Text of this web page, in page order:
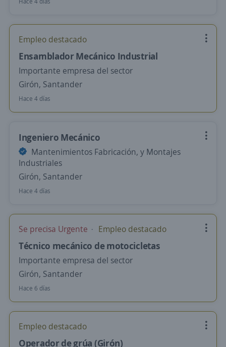
Empleo destacado
Ensamblador Mecánico Industrial
Importante empresa del sector
Girón, Santander
Hace 4 días
Ingeniero Mecánico
Mantenimientos Fabricación, y Montajes
Industriales
Girón, Santander
Hace 4 días
Se precisa Urgente Empleo destacado
Técnico mecánico de motocicletas
Importante empresa del sector
Girón, Santander
Hace 6 días
Empleo destacado
Operador de grúa (Girón)